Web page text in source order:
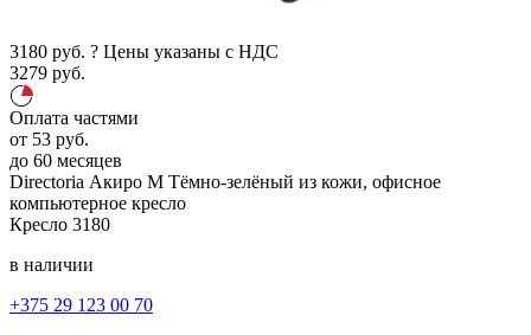
3180 руб. ? Цены указаны с НДС
3279 руб.
Оплата частями
от 53 руб.
до 60 месяцев
Directoria Акиро М Тёмно-зелёный из кожи, офисное
компьютерное кресло
Кресло 3180
в наличии
+375 29 123 00 70